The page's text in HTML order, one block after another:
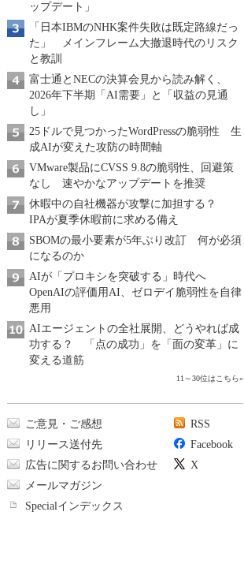
ップデート」
「日本IBMのNHK案件失敗は既定路線だっ
た」 メインフレーム大撤退時代のリスク
と教訓
富士通とNECの決算会見から読み解く、
2026年下半期「AI需要」と「収益の見通
し」
25ドルで見つかったWordPressの脆弱性 生
成AIが変えた攻防の時間軸
VMware製品にCVSS 9.8の脆弱性、回避策
なし 速やかなアップデートを推奨
休暇中の自社機器が攻撃に加担する？
IPAが夏季休暇前に求める備え
SBOMの最小要素が5年ぶり改訂 何が必須
になるのか
AIが「プロキシを突破する」時代へ
OpenAIの評価用AI、ゼロデイ脆弱性を自律
悪用
AIエージェントの全社展開、どうやれば成
功する？ 「点の成功」を「面の変革」に
変える道筋
11～30位はこちら»
ご意見・ご感想
リリース送付先
広告に関するお問い合わせ
メールマガジン
Specialインデックス
RSS
Facebook
X